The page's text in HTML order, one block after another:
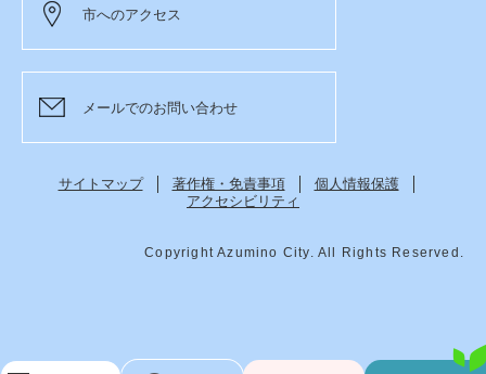
市へのアクセス
メールでのお問い合わせ
サイトマップ 著作権・免責事項
個人情報保護
アクセシビリティ
Copyright Azumino City. All Rights Reserved.